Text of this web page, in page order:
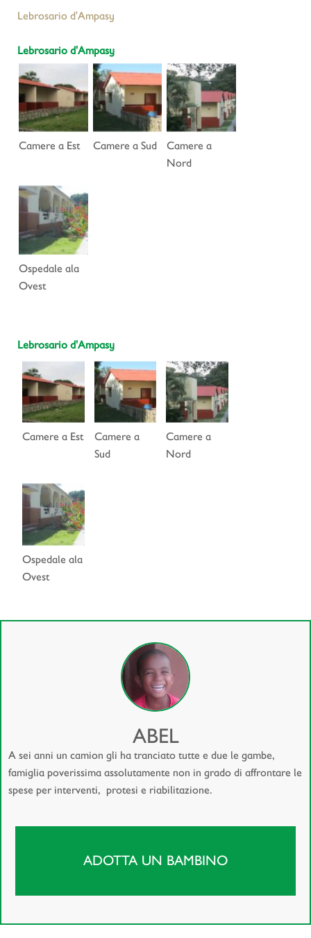
Lebrosario d'Ampasy
Lebrosario d'Ampasy
Camere a Est Camere a Sud
Camere a
Nord
Ospedale ala
Ovest
Lebrosario d'Ampasy
Camere a Est
Camere a
Sud
Camere a
Nord
Ospedale ala
Ovest
ABEL
A sei anni un camion gli ha tranciato tutte e due le gambe,
famiglia poverissima assolutamente non in grado di affrontare le
spese per interventi, protesi e riabilitazione.
ADOTTA UN BAMBINO